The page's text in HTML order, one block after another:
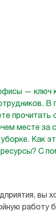
— ключ
В
прочитать
месте за
Как
С
вы
работу